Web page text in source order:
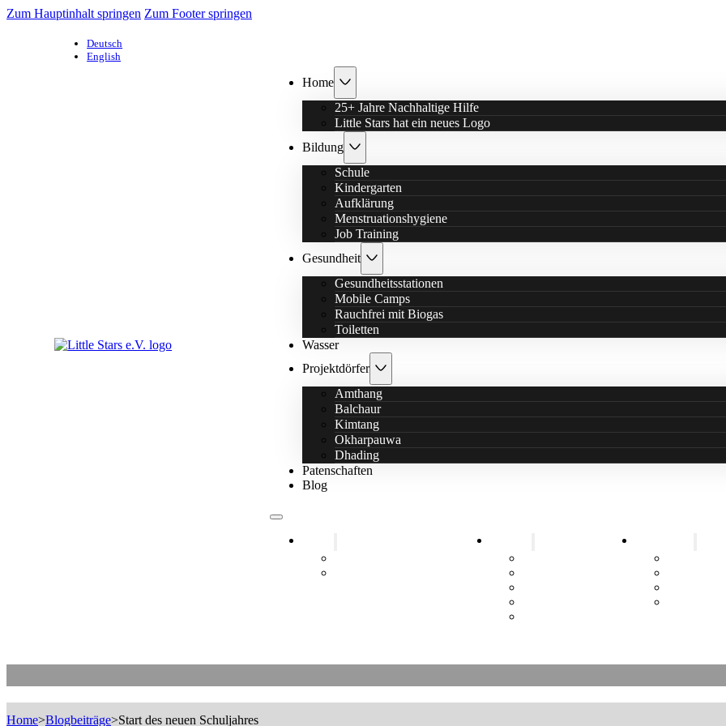
Zum Hauptinhalt springen Zum Footer springen
Deutsch
English
Home
25+ Jahre Nachhaltige Hilfe
Little Stars hat ein neues Logo
Bildung
Schule
Kindergarten
Aufklärung
Menstruationshygiene
Job Training
Gesundheit
Gesundheitsstationen
Mobile Camps
Rauchfrei mit Biogas
Toiletten
Wasser
Projektdörfer
Amthang
Balchaur
Kimtang
Okharpauwa
Dhading
Patenschaften
Blog
Home>Blogbeiträge>Start des neuen Schuljahres